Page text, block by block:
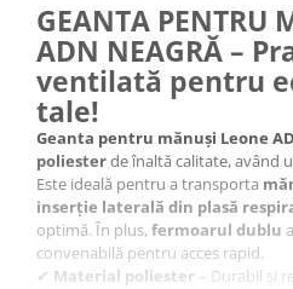
GEANTA PENTRU
ADN NEAGRĂ –
ventilată pentru
tale!
Geanta pentru mănuși Leone
poliesterde înaltă calitate, având
Este ideală pentru a transporta
inserție laterală din plasă
optimă. În plus, fermoarul dublu
convenabilă pentru acces rapid.
✔ Material poliester – Durabil și